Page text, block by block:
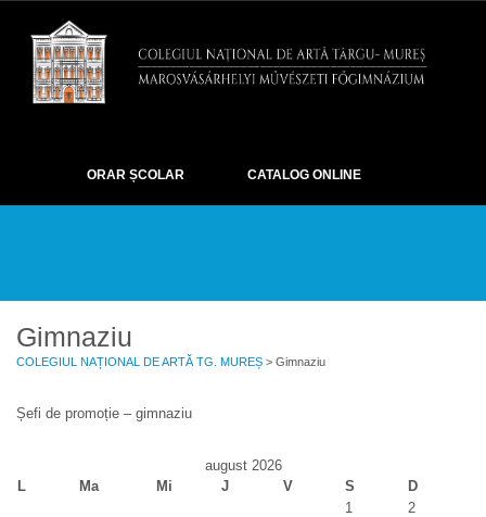
ORAR ȘCOLAR CATALOG ONLINE
Gimnaziu
COLEGIUL NAȚIONAL DE ARTĂ TG. MUREȘ > Gimnaziu
Șefi de promoție – gimnaziu
august 2026
L
Ma Mi J V S
D
1
2